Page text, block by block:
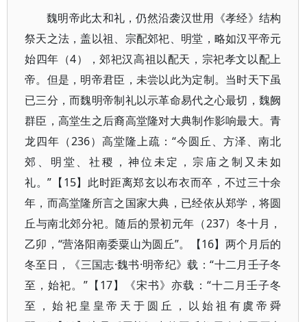
魏明帝此太和礼，仍然沿袭汉世用《孝经》结构
祭天之法，盖以祖、宗配郊祀、明堂，略如汉平帝元
始四年（4），郊祀汉高祖以配天，宗祀孝文以配上
帝。但是，明帝君臣，未尝以此为定制。当时天下虽
已三分，而魏明帝制礼以示革命易代之心最切，魏阙
群臣，高堂生之后裔高堂隆对大典制作影响最大。青
龙四年（236）高堂隆上疏：“今圆丘、方泽、南北
郊、明堂、社稷，神位未定，宗庙之制又未如
礼。”【15】此时距离郑玄以布衣而卒，不过三十余
年，而高堂隆所言之国家大典，已经依从郑学，将圆
丘与南北郊分祀。随后的景初元年（237）冬十月，
乙卯，“营洛阳南委粟山为圆丘”。【16】两个月后的
冬至日，《三国志·魏书·明帝纪》载：“十二月壬子冬
至，始祀。”【17】《宋书》亦载：“十二月壬子冬
至，始祀皇皇帝天于圆丘，以始祖有虞帝舜